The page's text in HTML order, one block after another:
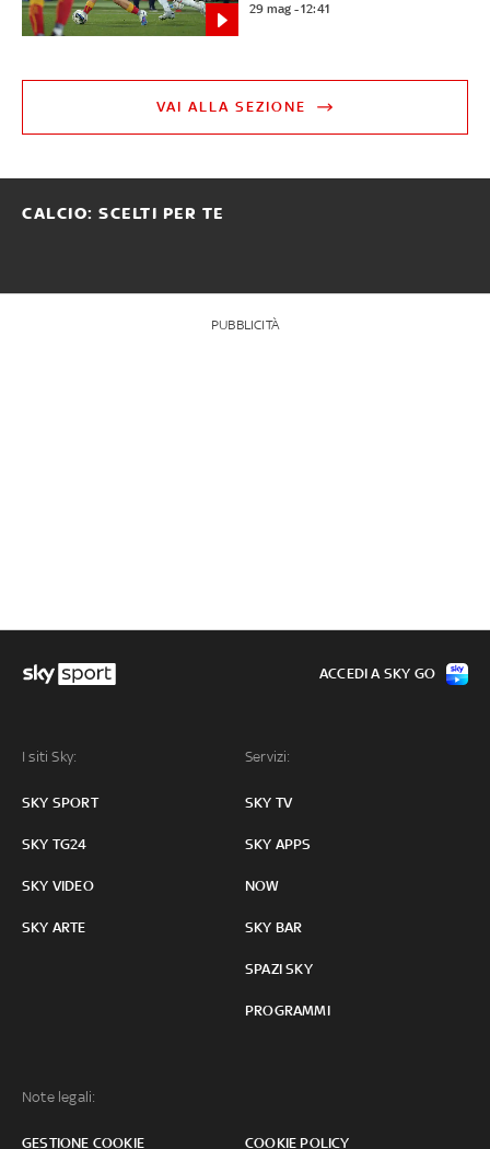
29 mag - 12:41
VAI ALLA SEZIONE
CALCIO: SCELTI PER TE
PUBBLICITÀ
I siti Sky:
SKY SPORT
SKY TG24
SKY VIDEO
SKY ARTE
Servizi:
SKY TV
SKY APPS
NOW
SKY BAR
SPAZI SKY
PROGRAMMI
Note legali:
GESTIONE COOKIE COOKIE POLICY
ACCEDI A SKY GO